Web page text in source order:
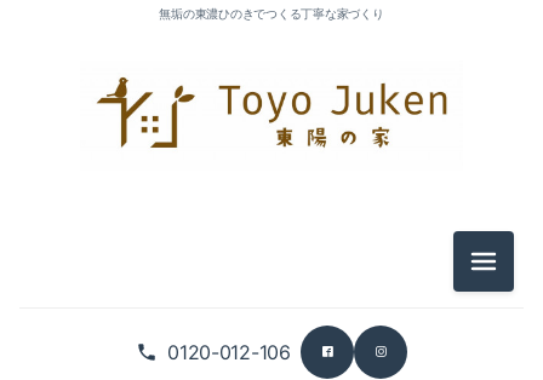
0120-012-106
無垢の東濃ひのきでつくる丁寧な家づくり
メニュ